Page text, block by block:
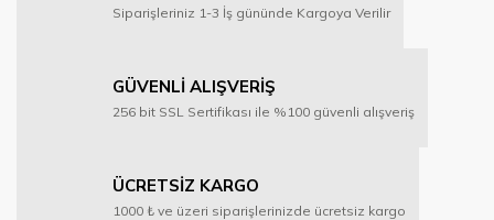
Siparişleriniz 1-3 İş gününde Kargoya Verilir
GÜVENLİ ALIŞVERİŞ
256 bit SSL Sertifikası ile %100 güvenli alışveriş
ÜCRETSİZ KARGO
1000 ₺ ve üzeri siparişlerinizde ücretsiz kargo